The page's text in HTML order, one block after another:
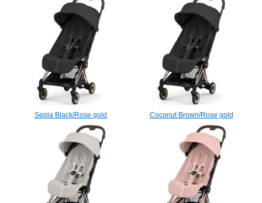
Sepia Black/Rose gold Coconut Brown/Rose gold